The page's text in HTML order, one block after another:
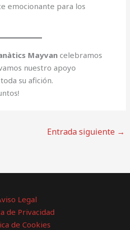
emocionante para los
Mayvan celebramos
nuestro apoyo
su afición.
Entrada siguiente →
Legal
de Privacidad
de Cookies